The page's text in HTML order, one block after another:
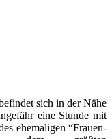
sich in der Nähe
eine Stunde mit
ehemaligen “Frauen-